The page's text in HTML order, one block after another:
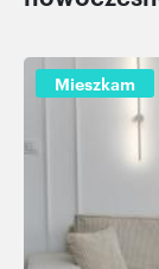
Mieszkam